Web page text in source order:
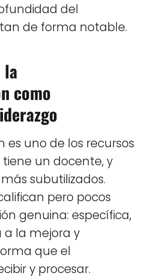
del
de forma notable.
la
como
uno de los recursos
un docente, y
subutilizados.
pero pocos
genuina: específica,
la mejora y
que el
y procesar.